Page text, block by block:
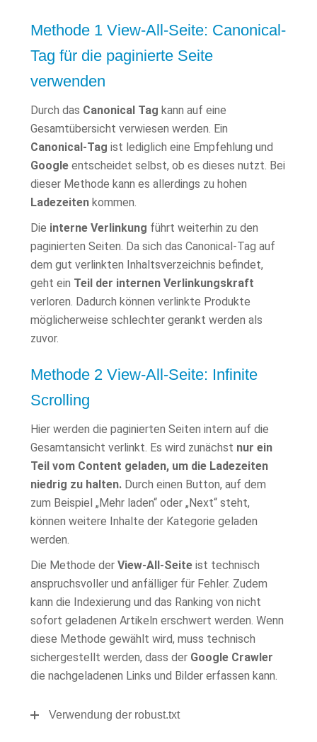
Methode 1 View-All-Seite: Canonical-
Tag für die paginierte Seite
verwenden
Durch das Canonical Tag kann auf eine
Gesamtübersicht verwiesen werden. Ein
Canonical-Tag ist lediglich eine Empfehlung und
Google entscheidet selbst, ob es dieses nutzt. Bei
dieser Methode kann es allerdings zu hohen
Ladezeiten kommen.
Die interne Verlinkung führt weiterhin zu den
paginierten Seiten. Da sich das Canonical-Tag auf
dem gut verlinkten Inhaltsverzeichnis befindet,
geht ein Teil der internen Verlinkungskraft
verloren. Dadurch können verlinkte Produkte
möglicherweise schlechter gerankt werden als
zuvor.
Methode 2 View-All-Seite: Infinite
Scrolling
Hier werden die paginierten Seiten intern auf die
Gesamtansicht verlinkt. Es wird zunächst nur ein
Teil vom Content geladen, um die Ladezeiten
niedrig zu halten. Durch einen Button, auf dem
zum Beispiel „Mehr laden“ oder „Next“ steht,
können weitere Inhalte der Kategorie geladen
werden.
Die Methode der View-All-Seite ist technisch
anspruchsvoller und anfälliger für Fehler. Zudem
kann die Indexierung und das Ranking von nicht
sofort geladenen Artikeln erschwert werden. Wenn
diese Methode gewählt wird, muss technisch
sichergestellt werden, dass der Google Crawler
die nachgeladenen Links und Bilder erfassen kann.
Verwendung der robust.txt